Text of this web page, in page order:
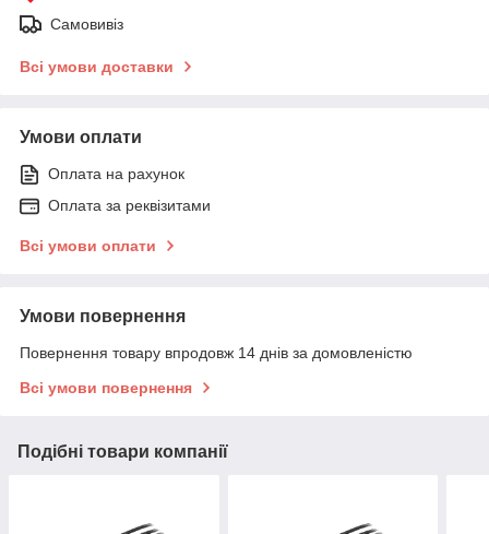
Самовивіз
Всі умови доставки
Умови оплати
Оплата на рахунок
Оплата за реквізитами
Всі умови оплати
Умови повернення
Повернення товару впродовж 14 днів за домовленістю
Всі умови повернення
Подібні товари компанії